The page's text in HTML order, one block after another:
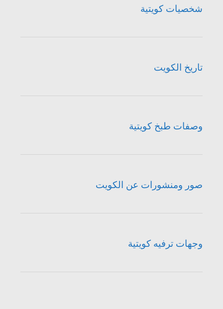
شخصيات كويتية
تاريخ الكويت
وصفات طبخ كويتية
صور ومنشورات عن الكويت
وجهات ترفيه كويتية